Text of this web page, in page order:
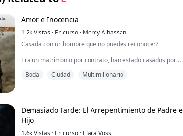
Amor e Inocencia
1.2kVistas · En curso · Mercy Alhassan
Casada con un hombre que no puedes reconocer?
Era un matrimonio por contrato, han estado casados por
y fue el día de su boda.
Él vive en Italia y ella vive en Nueva York. Hasta que todo
cambió, tienen que vivir juntos y dar a luz a un heredero. Él
Boda Ciudad Multimillonario
Demasiado Tarde: El Arrepentimiento de Padre e
Hijo
1.6kVistas · En curso · Elara Voss